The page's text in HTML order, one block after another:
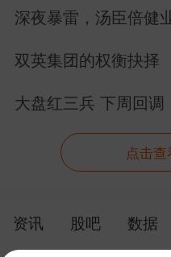
深夜暴雷，汤臣倍健
双英集团的权衡抉择
大盘红三兵 下周回调
点击
资讯 股吧 数据